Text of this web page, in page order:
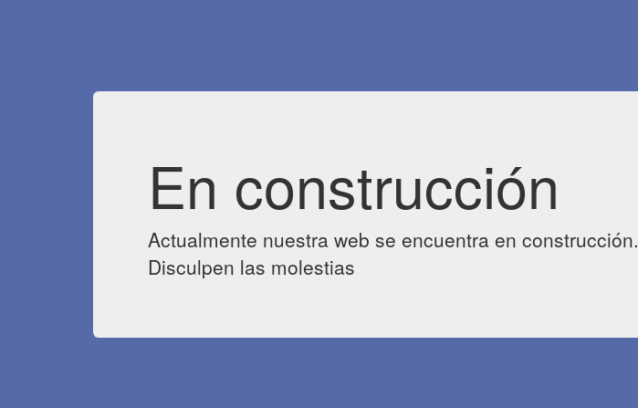
En construcción
Actualmente nuestra web se encuentra en construcción.
Disculpen las molestias